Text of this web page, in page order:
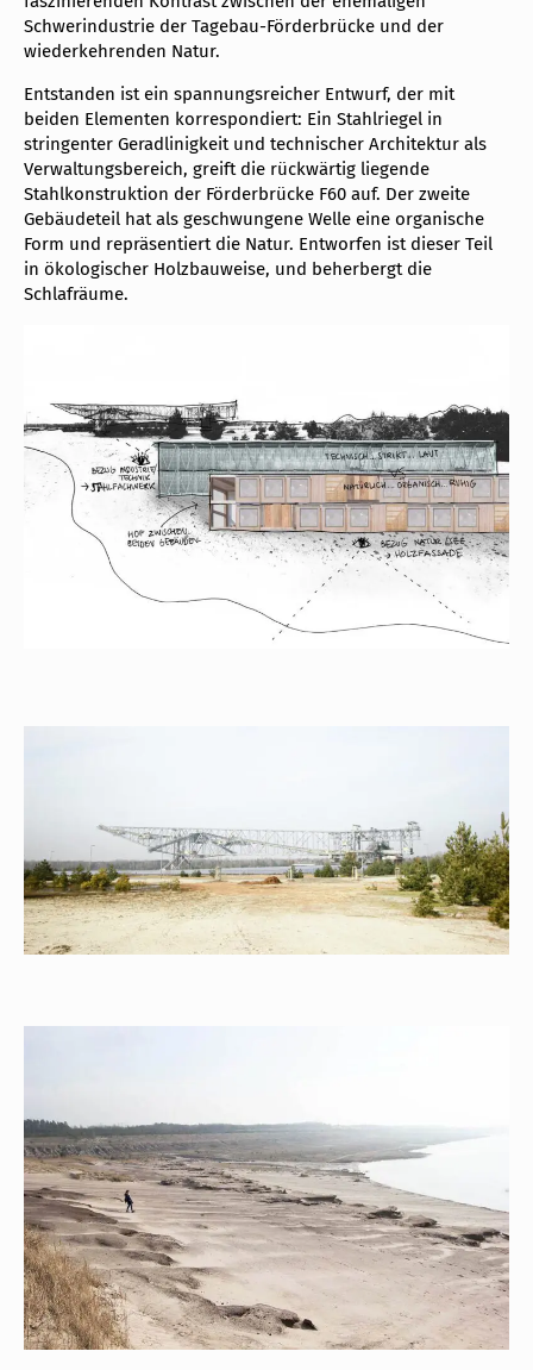
Schwerindustrie der Tagebau-Förderbrücke und der
wiederkehrenden Natur.
Entstanden ist ein spannungsreicher Entwurf, der mit
beiden Elementen korrespondiert: Ein Stahlriegel in
stringenter Geradlinigkeit und technischer Architektur als
Verwaltungsbereich, greift die rückwärtig liegende
Stahlkonstruktion der Förderbrücke F60 auf. Der zweite
Gebäudeteil hat als geschwungene Welle eine organische
Form und repräsentiert die Natur. Entworfen ist dieser Teil
in ökologischer Holzbauweise, und beherbergt die
Schlafräume.